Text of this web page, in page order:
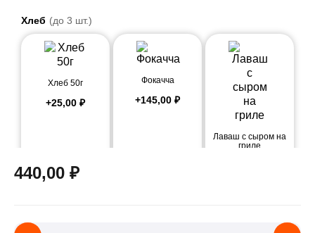
Хлеб (до 3 шт.)
Хлеб 50г
+25,00 ₽
Фокачча
+145,00 ₽
Лаваш с сыром на
гриле
440,00 ₽